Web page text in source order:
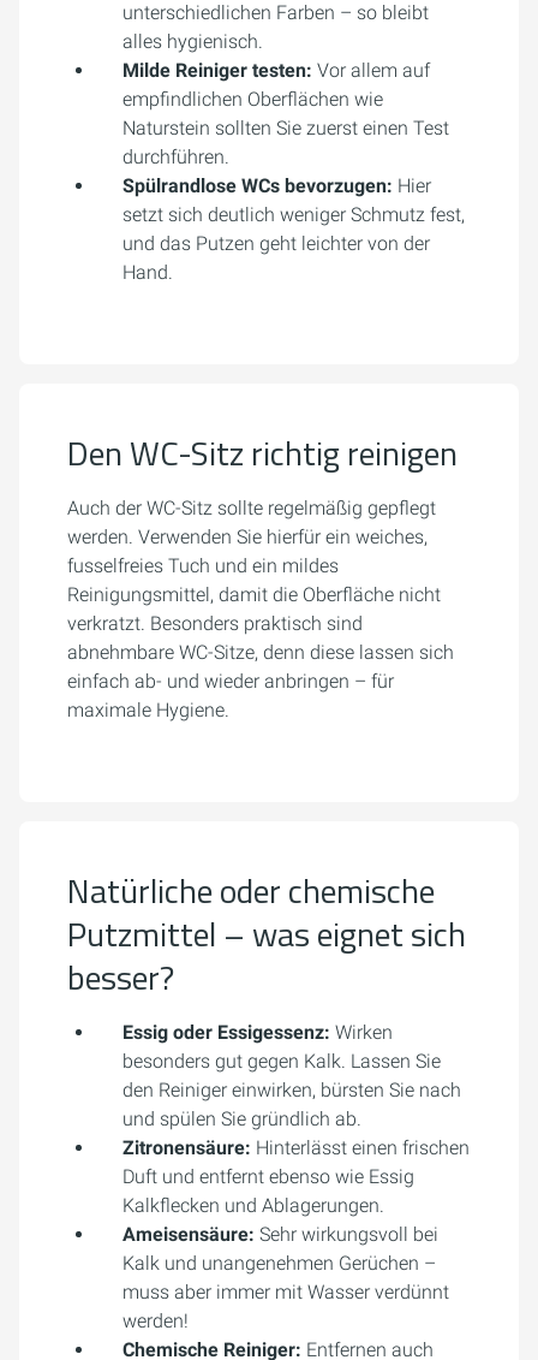
unterschiedlichen Farben – so bleibt
alles hygienisch.
Milde Reiniger testen: Vor allem auf
empfindlichen Oberflächen wie
Naturstein sollten Sie zuerst einen Test
durchführen.
Spülrandlose WCs bevorzugen: Hier
setzt sich deutlich weniger Schmutz fest,
und das Putzen geht leichter von der
Hand.
Den WC-Sitz richtig reinigen
Auch der WC-Sitz sollte regelmäßig gepflegt
werden. Verwenden Sie hierfür ein weiches,
fusselfreies Tuch und ein mildes
Reinigungsmittel, damit die Oberfläche nicht
verkratzt. Besonders praktisch sind
abnehmbare WC-Sitze, denn diese lassen sich
einfach ab- und wieder anbringen – für
maximale Hygiene.
Natürliche oder chemische
Putzmittel – was eignet sich
besser?
Essig oder Essigessenz: Wirken
besonders gut gegen Kalk. Lassen Sie
den Reiniger einwirken, bürsten Sie nach
und spülen Sie gründlich ab.
Zitronensäure: Hinterlässt einen frischen
Duft und entfernt ebenso wie Essig
Kalkflecken und Ablagerungen.
Ameisensäure: Sehr wirkungsvoll bei
Kalk und unangenehmen Gerüchen –
muss aber immer mit Wasser verdünnt
werden!
Chemische Reiniger: Entfernen auch